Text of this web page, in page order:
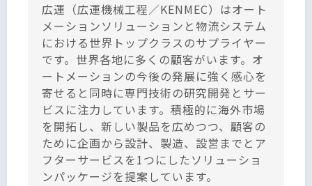
広運（広運機械工程／KENMEC）はオート
メーションソリューションと物流システム
における世界トップクラスのサプライヤー
です。世界各地に多くの顧客がいます。オ
ートメーションの今後の発展に強く感心を
寄せると同時に専門技術の研究開発とサー
ビスに注力しています。積極的に海外市場
を開拓し、新しい製品を広めつつ、顧客の
ために企画から設計、製造、設営までとア
フターサービスを1つにしたソリューショ
ンパッケージを提案しています。